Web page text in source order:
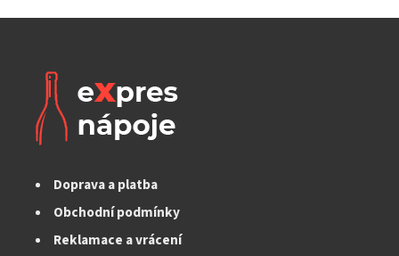
Doprava a platba
Obchodní podmínky
Reklamace a vrácení